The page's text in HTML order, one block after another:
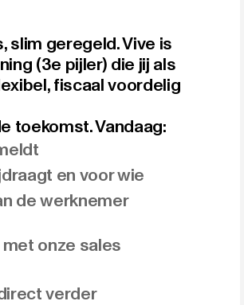
slim geregeld. Vive is
(3e pijler) die jij als
fiscaal voordelig
toekomst. Vandaag:
en voor wie
de werknemer
onze sales
verder